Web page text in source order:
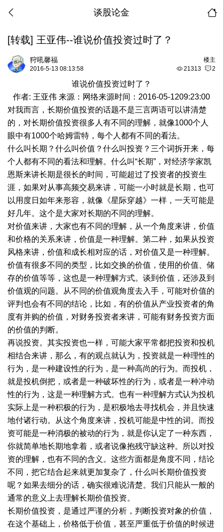
谈股论金
[转载] 王亚伟--谁说价值投资过时了？
楼主
狩吼馨福
21313 2
2016-5-13 08:13:58
谁说价值投资过时了？
作者: 王亚伟 来源：网络来源时间：2016-05-1209:23:00
对我而言，长期价值投资的话题不是三言两语可以讲清楚
的，对长期价值投资很多人有不同的理解，就像1000个人
眼中有1000个哈姆雷特，每个人都有不同的看法。
什么叫长期？什么叫价值？什么叫投资？三个词拆开来，每
个人都有不同的看法和理解。什么叫“长期”，对经济学家凯
恩斯来讲长期是很长的时间，可能超过了投资者的投资生
涯，如果对从事高频交易来讲，可能一小时就是长期，也可
以用度日如年来形容，就像《星际穿越》一样，一天可能是
好几年。这个是大家对长期的不同的理解。
对价值来讲，大家也有不同的理解，从一个角度来讲，价值
和价格的关系来讲，价值是一种理解。第二种，如果从投资
风格来讲，价值和成长相对应的话，对价值又是一种理解。
价值有很多不同的类型，比如交换的价值，使用的价值、储
存的价值等等，这也是一种理解方式。谈到价值，还涉及到
价值观的问题。从不同的价值观角度去入手，可能对价值的
评判也会有不同的结论，比如，有的价值从产业投资者的角
度有并购的价值，对财务投资者来讲，可能有财务投资方面
的价值的判断。
再说投资。其实投资也一样，可能大家平常都把投资和投机
相结合来讲，那么，有的观点就认为，投资就是一种理性的
行为，是一种建设性的行为，是一种高尚的行为。而投机，
就是投机倒把，或者是一种破坏性的行为，或者是一种冲动
性的行为，这是一种理解方式。也有一种理解方式认为投机
实际上是一种积极的行为，是积极地去寻找机会，并且快速
地付诸行动。从这个角度来讲，投机可能是中性的词。而投
资可能是一种消极的被动的行为，就是你认定了一种东西，
你就简单地长期地拿着，或者说像抱残守缺这种。所以对投
资的理解，也有不同的含义。这些方面都是角度不同，结论
不同，把它结合起来就更加复杂了，什么叫长期价值投资
呢？如果去细分的话，确实很难说清楚。我们只能从一般的
通常的意义上去理解长期价值投资。
长期价值投资，是通过严谨的分析，判断投资对象的价值，
在这个基础上，价格低于价值，甚至严重低于价值的时候进